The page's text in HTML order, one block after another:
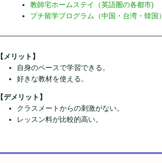
教師宅ホームステイ（英語圏の各都市)
プチ留学プログラム（中国・台湾・韓国）
【メリット】
自身のペースで学習できる。
好きな教材を使える。
【デメリット】
クラスメートからの刺激がない。
レッスン料が比較的高い。